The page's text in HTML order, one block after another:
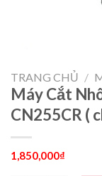
TRANG CHỦ /
Máy Cắt
CN255CR (
1,850,000₫